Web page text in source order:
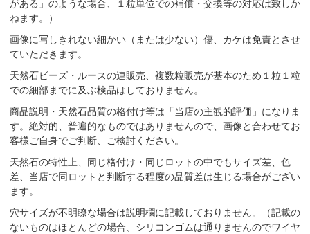
がある」のような場合、１粒単位での補償・交換等の対応は致しか
ねます。）
画像に写しきれない細かい（または少ない）傷、カケは免責とさせ
ていただきます。
天然石ビーズ・ルースの連販売、複数粒販売が基本のため１粒１粒
での細部までに及ぶ検品はしておりません。
商品説明・天然石品質の格付け等は「当店の主観的評価」になりま
す。絶対的、普遍的なものではありませんので、画像と合わせてお
客様ご自身でご判断、ご検討ください。
天然石の特性上、同じ格付け・同じロットの中でもサイズ差、色
差、当店で同ロットと判断する程度の品質差は生じる場合がござい
ます。
穴サイズが不明瞭な場合は説明欄に記載しておりません。（記載の
ないものはほとんどの場合、シリコンゴムは通りませんのでワイヤ